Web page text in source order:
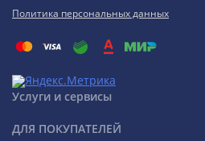
Политика персональных данных
Услуги и сервисы
ДЛЯ ПОКУПАТЕЛЕЙ